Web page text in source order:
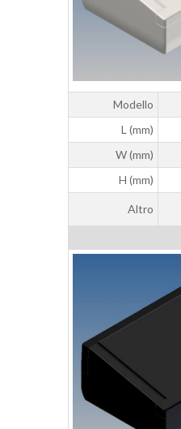
Modello
L (mm)
W (mm)
H (mm)
Altro